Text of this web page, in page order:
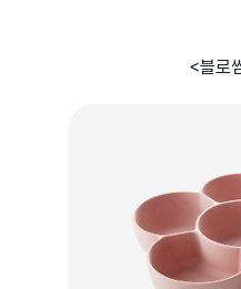
<블로